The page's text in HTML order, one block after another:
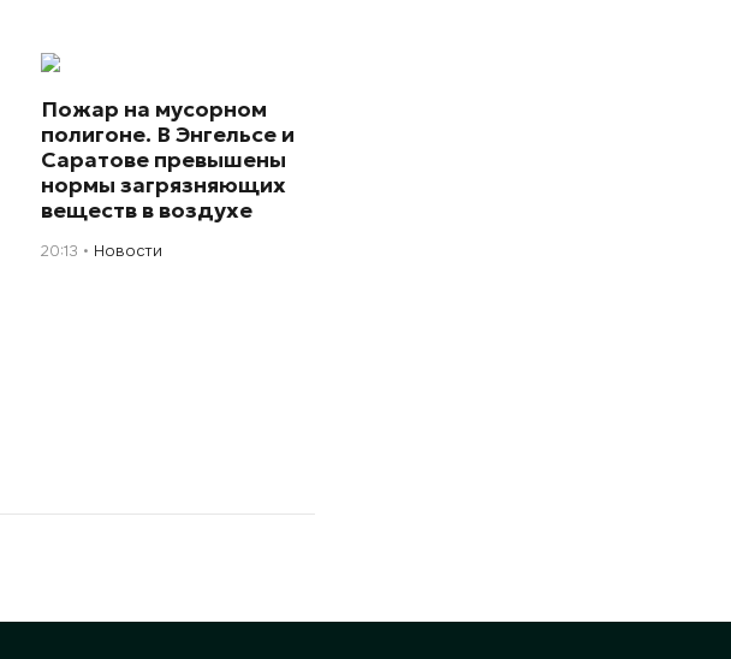
Пожар на мусорном
полигоне. В Энгельсе и
Саратове превышены
нормы загрязняющих
веществ в воздухе
20:13 Новости